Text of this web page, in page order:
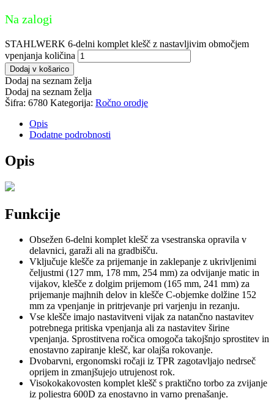
Na zalogi
STAHLWERK 6-delni komplet klešč z nastavljivim območjem
vpenjanja količina
Dodaj v košarico
Dodaj na seznam želja
Dodaj na seznam želja
Šifra: 6780 Kategorija: Ročno orodje
Opis
Dodatne podrobnosti
Opis
Funkcije
Obsežen 6-delni komplet klešč za vsestranska opravila v
delavnici, garaži ali na gradbišču.
Vključuje klešče za prijemanje in zaklepanje z ukrivljenimi
čeljustmi (127 mm, 178 mm, 254 mm) za odvijanje matic in
vijakov, klešče z dolgim ​​prijemom (165 mm, 241 mm) za
prijemanje majhnih delov in klešče C-objemke dolžine 152
mm za vpenjanje in pritrjevanje pri varjenju in rezanju.
Vse klešče imajo nastavitveni vijak za natančno nastavitev
potrebnega pritiska vpenjanja ali za nastavitev širine
vpenjanja. Sprostitvena ročica omogoča takojšnjo sprostitev in
enostavno zapiranje klešč, kar olajša rokovanje.
Dvobarvni, ergonomski ročaji iz TPR zagotavljajo nedrseč
oprijem in zmanjšujejo utrujenost rok.
Visokokakovosten komplet klešč s praktično torbo za zvijanje
iz poliestra 600D za enostavno in varno prenašanje.